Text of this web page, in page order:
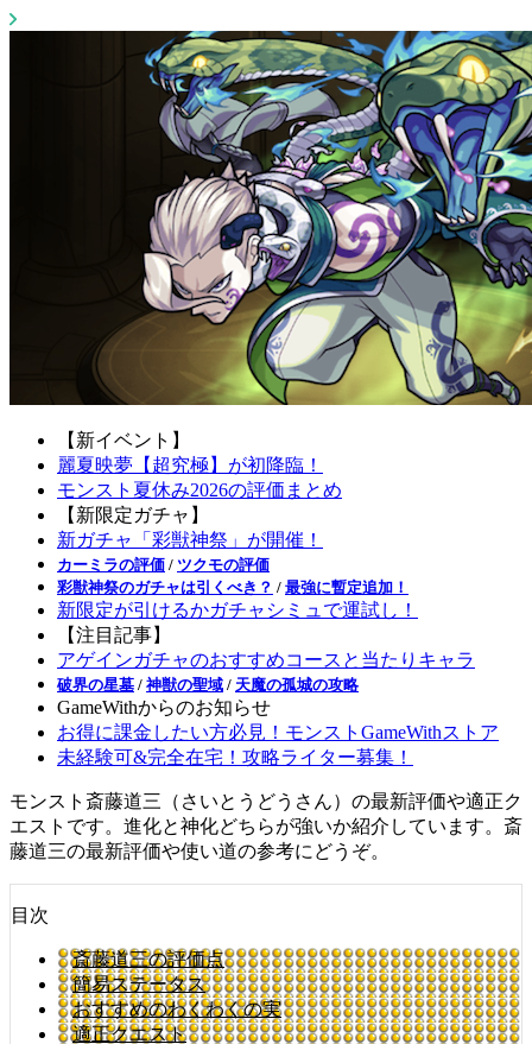
【新イベント】
麗夏映夢【超究極】が初降臨！
モンスト夏休み2026の評価まとめ
【新限定ガチャ】
新ガチャ「彩獣神祭」が開催！
カーミラの評価 / ツクモの評価
彩獣神祭のガチャは引くべき？ / 最強に暫定追加！
新限定が引けるかガチャシミュで運試し！
【注目記事】
アゲインガチャのおすすめコースと当たりキャラ
破界の星墓 / 神獣の聖域 / 天魔の孤城の攻略
GameWithからのお知らせ
お得に課金したい方必見！モンストGameWithストア
未経験可&完全在宅！攻略ライター募集！
モンスト斎藤道三（さいとうどうさん）の最新評価や適正ク
エストです。進化と神化どちらが強いか紹介しています。斎
藤道三の最新評価や使い道の参考にどうぞ。
目次
斎藤道三の評価点
簡易ステータス
おすすめのわくわくの実
適正クエスト